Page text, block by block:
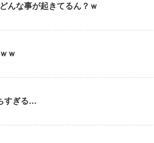
んな事が起きてるん？ｗ
ｗ
すぎる…